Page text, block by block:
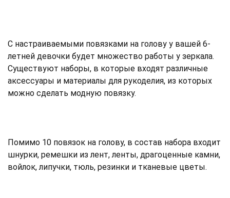
С настраиваемыми повязками на голову у вашей 6-
летней девочки будет множество работы у зеркала.
Существуют наборы, в которые входят различные
аксессуары и материалы для рукоделия, из которых
можно сделать модную повязку.
Помимо 10 повязок на голову, в состав набора входит
шнурки, ремешки из лент, ленты, драгоценные камни,
войлок, липучки, тюль, резинки и тканевые цветы.